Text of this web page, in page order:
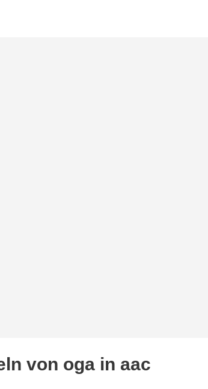
von oga in aac